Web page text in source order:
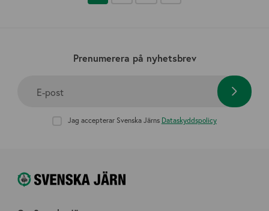
Prenumerera på nyhetsbrev
E-post
Jag accepterar Svenska Järns Dataskyddspolicy